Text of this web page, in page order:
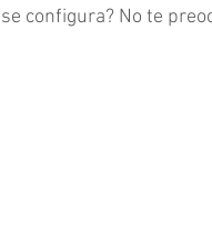
configura? No te